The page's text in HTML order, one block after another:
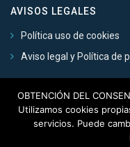
AVISOS LEGALES
Política uso de cookies
Aviso legal y Política de
SI ALGO TE GUSTA,
OBTENCIÓN DEL
Utilizamos cookies
servicios. Puede